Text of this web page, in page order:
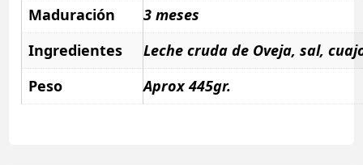
Maduración
3 meses
Ingredientes
Leche cruda de Oveja, sal,
Peso
Aprox 445gr.